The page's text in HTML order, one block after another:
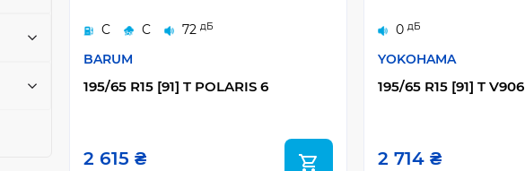
C C 72 дБ
BARUM
195/65 R15 [91] T POLARIS 6
2 615 ₴
0 дБ
YOKOHAMA
195/65 R15 [91] T V906
2 714 ₴